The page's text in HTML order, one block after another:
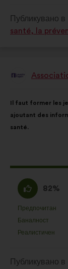
в
:
Публикувано в
santé, la
Предложение
на
Il faut former les
ajoutant des
santé.
е:
Съгласен
съм
:
82%
в
Предпочитан
:пъти
Баналност
:пъти
Реалистичен
:пъти
Публикувано в